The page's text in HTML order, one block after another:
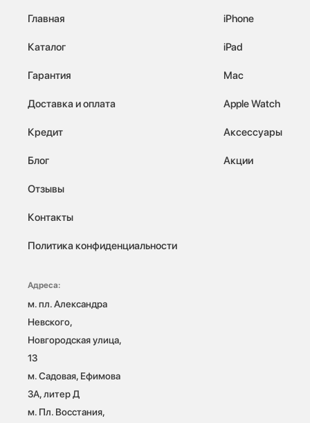
Главная
Каталог
Гарантия
Доставка и оплата
Кредит
Блог
Отзывы
Контакты
Политика конфиденциальности
iPhone
iPad
Mac
Apple Watch
Аксессуары
Акции
Адреса:
м. пл. Александра
Невского,
Новгородская улица,
13
м. Садовая, Ефимова
3А, литер Д
м. Пл. Восстания,